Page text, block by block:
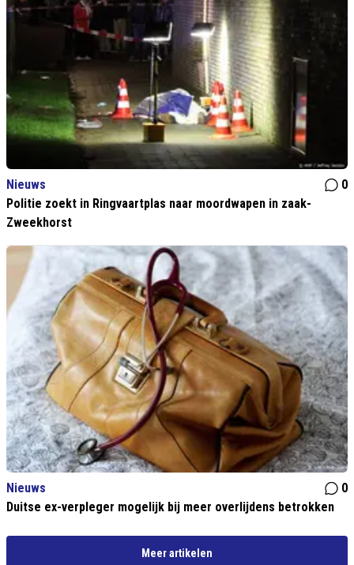
Nieuws
0
Politie zoekt in Ringvaartplas naar moordwapen in zaak-
Zweekhorst
Nieuws
0
Duitse ex-verpleger mogelijk bij meer overlijdens betrokken
Meer artikelen